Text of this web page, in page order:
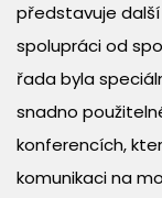
představuje
spolupráci od
řada byla
snadno
konferencích,
komunikaci na